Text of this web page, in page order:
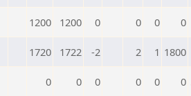
1200 1200 0 0 0 0
1720 1722 -2 2 1 1800
0 0 0 0 0 0